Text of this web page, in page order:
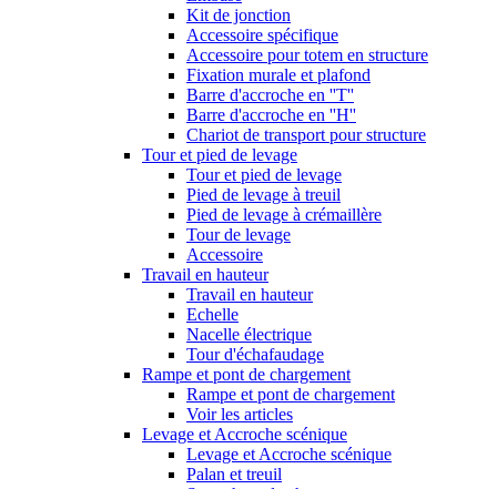
Kit de jonction
Accessoire spécifique
Accessoire pour totem en structure
Fixation murale et plafond
Barre d'accroche en ''T''
Barre d'accroche en ''H''
Chariot de transport pour structure
Tour et pied de levage
Tour et pied de levage
Pied de levage à treuil
Pied de levage à crémaillère
Tour de levage
Accessoire
Travail en hauteur
Travail en hauteur
Echelle
Nacelle électrique
Tour d'échafaudage
Rampe et pont de chargement
Rampe et pont de chargement
Voir les articles
Levage et Accroche scénique
Levage et Accroche scénique
Palan et treuil